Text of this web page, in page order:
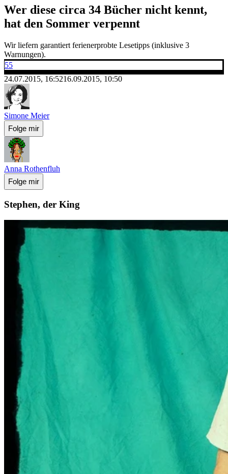
Wer diese circa 34 Bücher nicht kennt,
hat den Sommer verpennt
Wir liefern garantiert ferienerprobte Lesetipps (inklusive 3
Warnungen).
55
24.07.2015, 16:5216.09.2015, 10:50
Simone Meier
Folge mir
Anna Rothenfluh
Folge mir
Stephen, der King